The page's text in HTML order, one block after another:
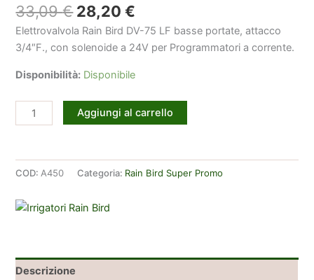
33,09€ Il
prezzo
originale
33,09 €.
28,20€
prezzo
attuale
28,20 €.
Elettrovalvola Rain Bird DV-75 LF basse portate, attacco
3/4″F., con solenoide a 24V per Programmatori a corrente.
Disponibilità: Disponibile
Elettrovalvola
Rain
LFV075
24V
Portate)
Aggiungi al carrello
COD: A450 Categoria: Rain Bird Super Promo
Descrizione